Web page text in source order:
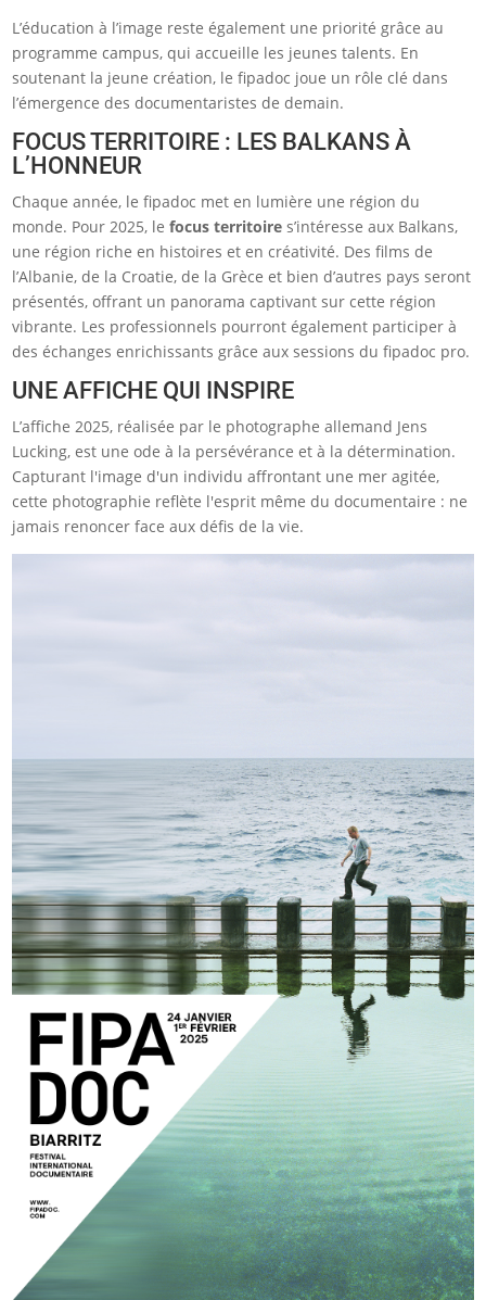
L’éducation à l’image reste également une priorité grâce au
programme campus, qui accueille les jeunes talents. En
soutenant la jeune création, le fipadoc joue un rôle clé dans
l’émergence des documentaristes de demain.
FOCUS TERRITOIRE : LES BALKANS À
L’HONNEUR
Chaque année, le fipadoc met en lumière une région du
monde. Pour 2025, lefocus territoire s’intéresse aux Balkans,
une région riche en histoires et en créativité. Des films de
l’Albanie, de la Croatie, de la Grèce et bien d’autres pays seront
présentés, offrant un panorama captivant sur cette région
vibrante. Les professionnels pourront également participer à
des échanges enrichissants grâce aux sessions du fipadoc pro.
UNE AFFICHE QUI INSPIRE
L’affiche 2025, réalisée par le photographe allemand Jens
Lucking, est une ode à la persévérance et à la détermination.
Capturant l'image d'un individu affrontant une mer agitée,
cette photographie reflète l'esprit même du documentaire : ne
jamais renoncer face aux défis de la vie.